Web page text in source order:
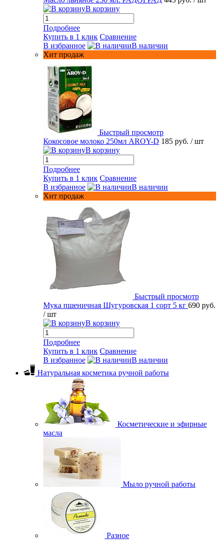
В корзину
Подробнее
Купить в 1 клик Сравнение
В избранное
В наличии
Хит продаж
Быстрый просмотр
Кокосовое молоко 250мл AROY-D 185 руб. / шт
В корзину
Подробнее
Купить в 1 клик Сравнение
В избранное
В наличии
Хит продаж
Быстрый просмотр
Мука пшеничная Шугуровская 1 сорт 5 кг 690 руб.
/ шт
В корзину
Подробнее
Купить в 1 клик Сравнение
В избранное
В наличии
Натуральная косметика ручной работы
Косметические и эфирные
масла
Мыло ручной работы
Разное